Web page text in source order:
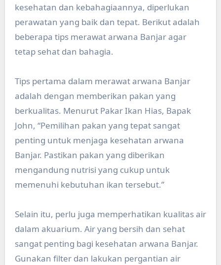
kesehatan dan kebahagiaannya, diperlukan
perawatan yang baik dan tepat. Berikut adalah
beberapa tips merawat arwana Banjar agar
tetap sehat dan bahagia.
Tips pertama dalam merawat arwana Banjar
adalah dengan memberikan pakan yang
berkualitas. Menurut Pakar Ikan Hias, Bapak
John, “Pemilihan pakan yang tepat sangat
penting untuk menjaga kesehatan arwana
Banjar. Pastikan pakan yang diberikan
mengandung nutrisi yang cukup untuk
memenuhi kebutuhan ikan tersebut.”
Selain itu, perlu juga memperhatikan kualitas air
dalam akuarium. Air yang bersih dan sehat
sangat penting bagi kesehatan arwana Banjar.
Gunakan filter dan lakukan pergantian air